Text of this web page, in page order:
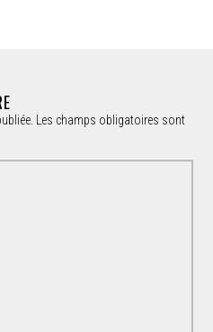
Les champs obligatoires sont